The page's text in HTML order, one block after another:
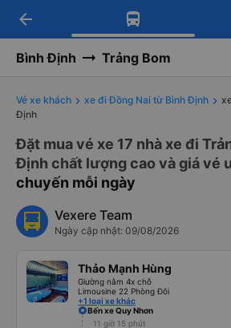
Tải app Vexere ngay!
Nhận ưu đãi thành viên độc
Tải app Vexere
-30k/ghế khi đặt vé máy
arrow_back
Bình Định Trảng Bom
Vé xe khách xe đi Đồng Nai từ Bình Định
Định
Đặt mua vé xe 17 nhà xe đi
Định chất lượng cao và giá vé
chuyến mỗi ngày
Vexere Team
Ngày cập nhật: 09/08/2026
Thảo Mạnh Hùng
Giường nằm 4x chỗ
Limousine 22 Phòng Đôi
+1 loại xe khác
Bến xe Quy Nhơn
11 giờ 15 phút